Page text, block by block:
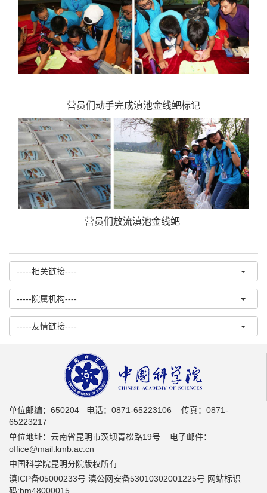
营员们动手完成滇池金线鲃标记
营员们放流滇池金线鲃
-----相关链接----
-----院属机构----
-----友情链接----
单位邮编：650204 电话：0871-65223106 传真：0871-
65223217
单位地址：云南省昆明市茨坝青松路19号 电子邮件：
office@mail.kmb.ac.cn
中国科学院昆明分院版权所有
滇ICP备05000233号 滇公网安备53010302001225号 网站标识
码:bm48000015